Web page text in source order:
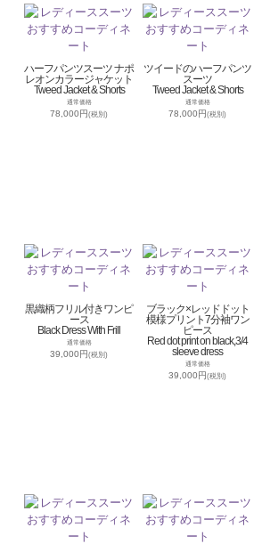
ハーフパンツスーツ ナポ
レオンカラージャケット
Tweed Jacket & Shorts
通常価格
78,000円(税別)
ツイードのハーフパンツ
スーツ
Tweed Jacket & Shorts
通常価格
78,000円(税別)
黒織柄フリル付きワンピ
ース
Black Dress With Frill
通常価格
39,000円(税別)
ブラック×レッドドット
模様プリント7分袖ワン
ピース
Red dot print on black,3/4
sleeve dress
通常価格
39,000円(税別)